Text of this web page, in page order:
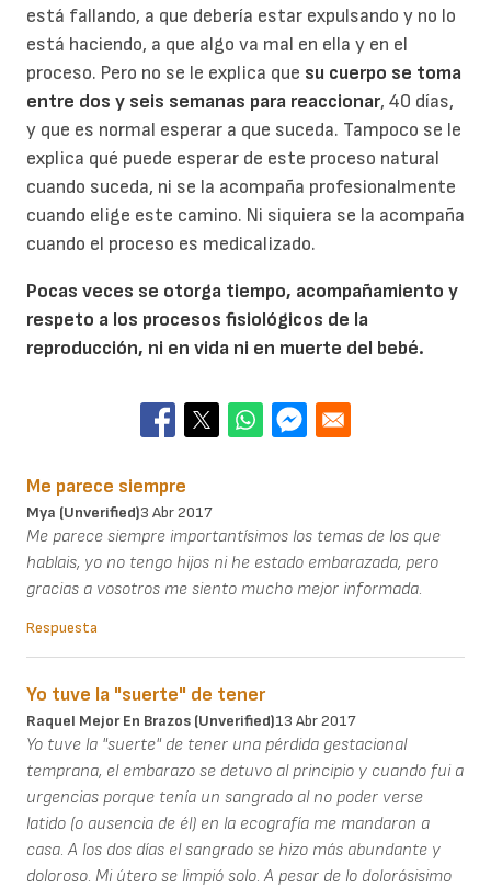
está fallando, a que debería estar expulsando y no lo
está haciendo, a que algo va mal en ella y en el
proceso. Pero no se le explica que su cuerpo se toma
entre dos y seis semanas para reaccionar, 40 días,
y que es normal esperar a que suceda. Tampoco se le
explica qué puede esperar de este proceso natural
cuando suceda, ni se la acompaña profesionalmente
cuando elige este camino. Ni siquiera se la acompaña
cuando el proceso es medicalizado.
Pocas veces se otorga tiempo, acompañamiento y
respeto a los procesos fisiológicos de la
reproducción, ni en vida ni en muerte del bebé.
Me parece siempre
Mya (unverified)3 Abr 2017
Me parece siempre importantísimos los temas de los que
hablais, yo no tengo hijos ni he estado embarazada, pero
gracias a vosotros me siento mucho mejor informada.
Respuesta
Yo tuve la "suerte" de tener
Raquel Mejor En Brazos (unverified)13 Abr 2017
Yo tuve la "suerte" de tener una pérdida gestacional
temprana, el embarazo se detuvo al principio y cuando fui a
urgencias porque tenía un sangrado al no poder verse
latido (o ausencia de él) en la ecografía me mandaron a
casa. A los dos días el sangrado se hizo más abundante y
doloroso. Mi útero se limpió solo. A pesar de lo dolorósisimo